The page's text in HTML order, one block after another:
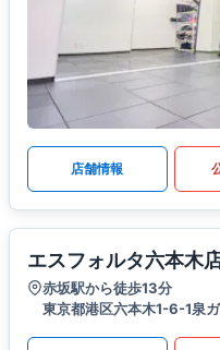
店舗情報
エスフォルタ六本木
赤坂駅から徒歩13分
東京都港区六本木1-6-1泉